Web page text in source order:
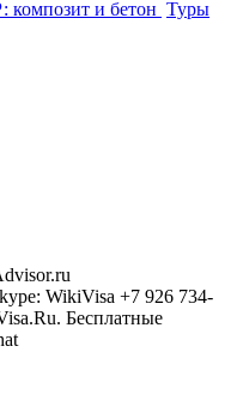
композит и бетон Туры
WikiVisa +7 926 734-
Бесплатные